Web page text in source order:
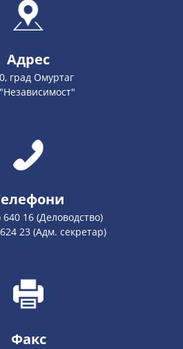
Адрес
град Омуртаг
640 16 (Деловодство)
23 (Адм. секретар)
Факс